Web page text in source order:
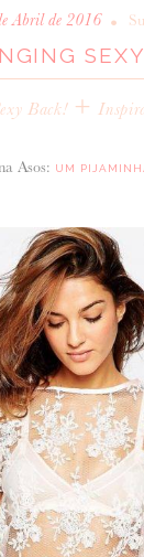
INICIO
BLOG
ENTREVISTAS
Abril de 2016 •
Back!+
Asos: UM